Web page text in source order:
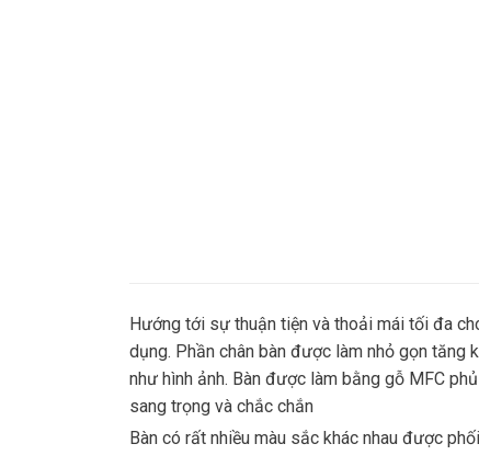
Hướng tới sự thuận tiện và thoải mái tối đa
dụng. Phần chân bàn được làm nhỏ gọn tăng
như hình ảnh. Bàn được làm bằng gỗ MFC
sang trọng và chắc chắn
Bàn có rất nhiều màu sắc khác nhau được